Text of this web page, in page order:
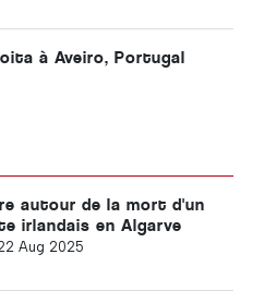
à Aveiro, Portugal
autour de la mort d'un
irlandais en Algarve
Aug 2025